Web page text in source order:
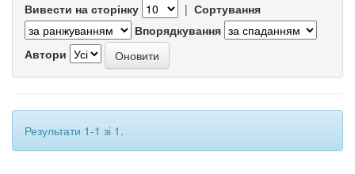
Вивести на сторінку | Сортування
Впорядкування
Автори
Результати 1-1 зі 1.